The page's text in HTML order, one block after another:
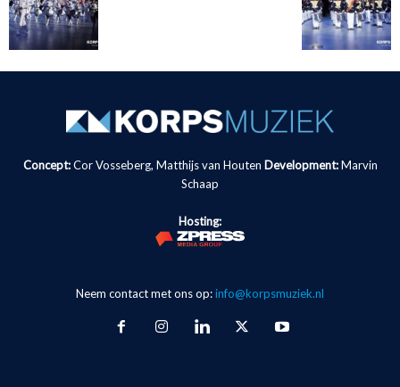
Concept:Cor Vosseberg, Matthijs van Houten Development: Marvin
Schaap
Hosting:
Neem contact met ons op:info@korpsmuziek.nl